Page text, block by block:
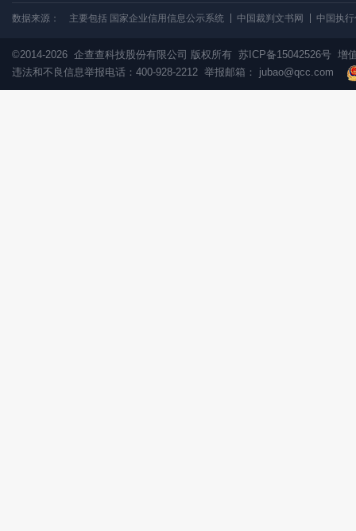
数据来源： 主要包括 国家企业信用信息公示系统 中国裁判文书网 中国执
©2014-2026 企查查科技股份有限公司 版权所有 苏ICP备15042526号 增
违法和不良信息举报电话：400-928-2212 举报邮箱： jubao@qcc.com